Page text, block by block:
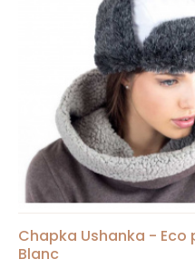
Chapka Ushanka - Eco
Blanc